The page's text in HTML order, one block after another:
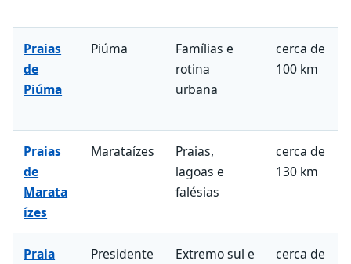
Praias
de
Piúma
Piúma
Famílias e
rotina
urbana
cerca de
100 km
Praias
de
Marata
ízes
Marataízes
Praias,
lagoas e
falésias
cerca de
130 km
Praia
Presidente
Extremo sul e
cerca de